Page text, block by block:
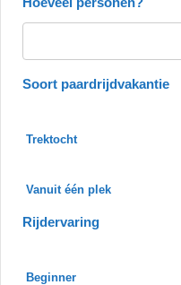
Soort paardrijdvakantie
Trektocht
Vanuit één plek
Rijdervaring
Beginner